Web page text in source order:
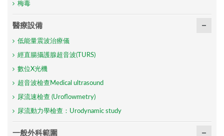
梅毒
醫療設備
低能量震波治療儀
經直腸攝護腺超音波(TURS)
數位X光機
超音波檢查Medical ultrasound
尿流速檢查 (Uroflowmetry)
尿流動力學檢查：Urodynamic study
一般外科範圍